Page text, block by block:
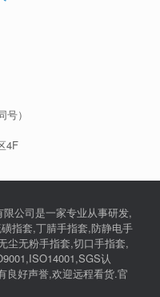
号）
4F
公司是一家专业从事研发,
指套,丁腈手指套,防静电手
尘无粉手指套,切口手指套,
认
良好声誉,欢迎远程看货.官